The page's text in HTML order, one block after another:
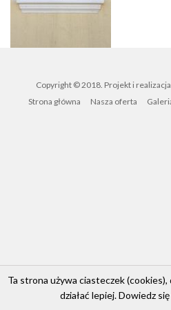
Copyright © 2018. Projekt i realizacja
Strona główna
Nasza oferta
Ta strona używa ciasteczek
działać lepiej.Dowiedz